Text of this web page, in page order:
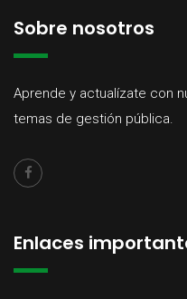
Sobre nosotros
Aprende y actualízate con
temas de gestión pública.
Enlaces